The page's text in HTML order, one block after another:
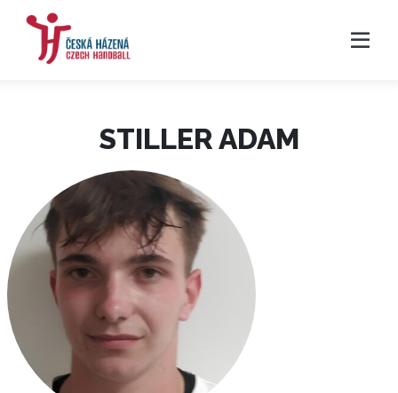
STILLER ADAM